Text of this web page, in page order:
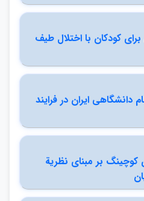
كودكان با اختلال طيف
ايران در فرايند
كوچينگ بر مبناي نظرية